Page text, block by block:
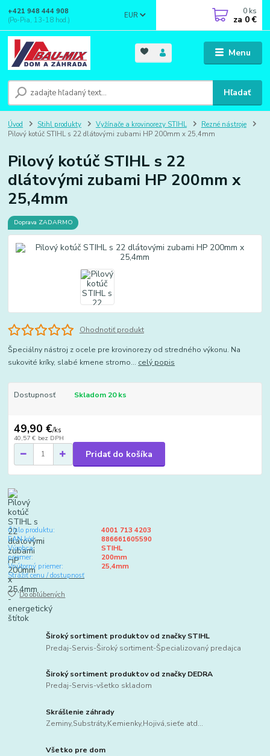
Menu
EUR
Hľadať
+421 948 444 908
(Po-Pia, 13-18 hod.)
0 ks
za 0 €
Úvod Stihl produkty Vyžínače a krovinorezy STIHL
Rezné nástroje
Pilový kotúč STIHL s 22 dlátovými zubami HP 200mm x 25,4mm
Pilový kotúč STIHL s 22
dlátovými zubami HP 200mm x
25,4mm
Doprava ZADARMO
Ohodnotiť produkt
Špeciálny nástroj z ocele pre krovinorezy od stredného výkonu. Na
sukovité kríky, slabé kmene stromo... celý popis
Dostupnosť Skladom 20 ks
49,90 €/ks
40,57 € bez DPH
Pridať do košíka
Číslo produktu:
4001 713 4203
EAN kód:
886661605590
Výrobca:
STIHL
priemer:
200mm
Vnútorný priemer:
25,4mm
Strážiť cenu / dostupnosť
Do obľúbených
Široký sortiment produktov od značky STIHL
Predaj-Servis-Široký sortiment-Špecializovaný predajca
Široký sortiment produktov od značky DEDRA
Predaj-Servis-všetko skladom
Skrášlenie záhrady
Zeminy,Substráty,Kemienky,Hojivá,sieťe atd...
Všetko pre dom